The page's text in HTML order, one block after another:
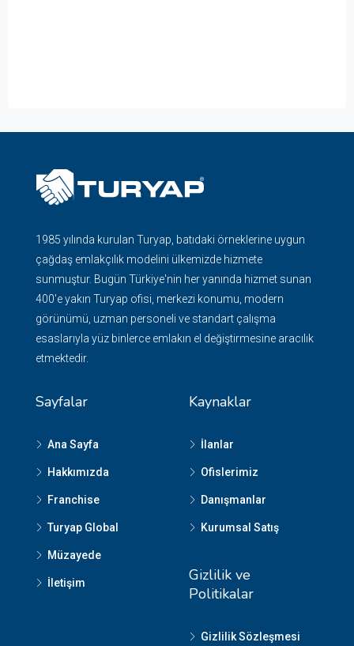
1985 yılında kurulan Turyap, batıdaki örneklerine uygun
çağdaş emlakçılık modelini ülkemizde hizmete
sunmuştur. Bugün Türkiye'nin her yanında hizmet sunan
400'e yakın Turyap ofisi, merkezi konumu, modern
görünümü, uzman personeli ve standart çalışma
esaslarıyla yüz binlerce emlakın el değiştirmesine aracılık
etmektedir.
Sayfalar
Ana Sayfa
Hakkımızda
Franchise
Turyap Global
Müzayede
İletişim
Kaynaklar
İlanlar
Ofislerimiz
Danışmanlar
Kurumsal Satış
Gizlilik ve
Politikalar
Gizlilik Sözleşmesi